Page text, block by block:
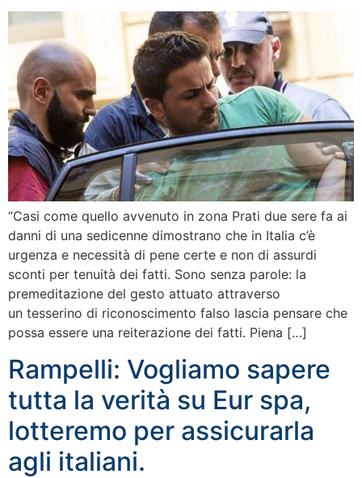
“Casi come quello avvenuto in zona Prati due sere fa ai
danni di una sedicenne dimostrano che in Italia c’è
urgenza e necessità di pene certe e non di assurdi
sconti per tenuità dei fatti. Sono senza parole: la
premeditazione del gesto attuato attraverso
un tesserino di riconoscimento falso lascia pensare che
possa essere una reiterazione dei fatti. Piena […]
Rampelli: Vogliamo sapere
tutta la verità su Eur spa,
lotteremo per assicurarla
agli italiani.